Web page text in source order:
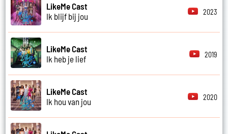
LikeMe Cast
Ik blijf bij jou
2023
LikeMe Cast
Ik heb je lief
2019
LikeMe Cast
Ik hou van jou
2020